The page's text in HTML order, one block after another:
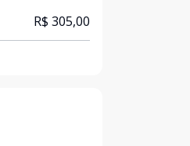
R$ 305,00